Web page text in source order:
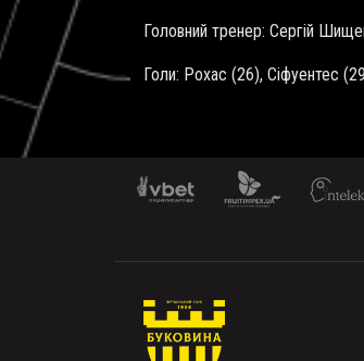
Головний тренер: Сергій
Голи: Рохас (26), Сіфуентес